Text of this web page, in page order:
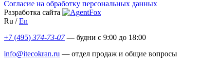
Согласие на обработку персональных данных
Разработка сайта
Ru /En
+7 (495) 374-73-07 — будни с 9:00 до 18:00
info@itecokran.ru — отдел продаж и общие вопросы